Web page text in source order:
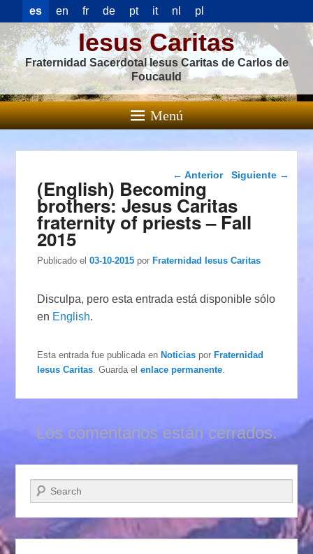
es en fr de pt it nl pl
Iesus Caritas
Fraternidad Sacerdotal Iesus Caritas de Carlos de
Foucauld
Menú
Navegación de
entradas
← Anterior Siguiente →
(English) Becoming
brothers: Jesus Caritas
fraternity of priests – Fall
2015
Publicado el 03-10-2015 porFraternidad Iesus Caritas
Disculpa, pero esta entrada está disponible sólo
en English.
Esta entrada fue publicada enNoticias porFraternidad
Iesus Caritas . Guarda elenlace permanente
Los comentarios están cerrados.
Buscar